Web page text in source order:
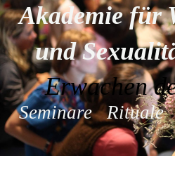
Akademie für
und
Erwachen
Seminare Rituale